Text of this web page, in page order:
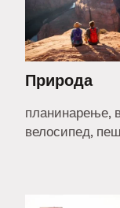
Природа
планинарење,
велосипед,